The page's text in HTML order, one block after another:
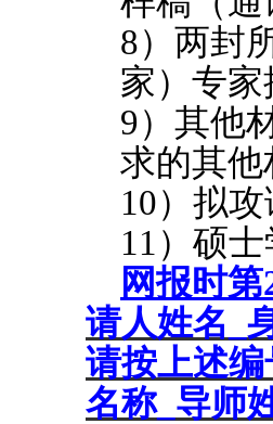
8）两封
家）专
9）其他
求的其他
10）拟
11 ）硕
网报时第
请人姓名
请按上述
名称_ 导师